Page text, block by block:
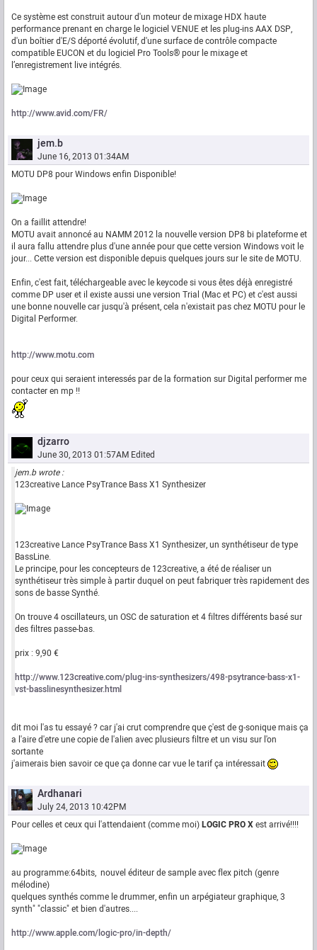
Ce système est construit autour d'un moteur de mixage HDX haute
performance prenant en charge le logiciel VENUE et les plug-ins AAX DSP,
d'un boîtier d'E/S déporté évolutif, d'une surface de contrôle compacte
compatible EUCON et du logiciel Pro Tools® pour le mixage et
l’enregistrement live intégrés.
http://www.avid.com/FR/
jem.b
June 16, 2013 01:34AM
MOTU DP8 pour Windows enfin Disponible!
On a faillit attendre!
MOTU avait annoncé au NAMM 2012 la nouvelle version DP8 bi plateforme et
il aura fallu attendre plus d'une année pour que cette version Windows voit le
jour... Cette version est disponible depuis quelques jours sur le site de MOTU.
Enfin, c'est fait, téléchargeable avec le keycode si vous êtes déjà enregistré
comme DP user et il existe aussi une version Trial (Mac et PC) et c'est aussi
une bonne nouvelle car jusqu'à présent, cela n'existait pas chez MOTU pour le
Digital Performer.
http://www.motu.com
pour ceux qui seraient interessés par de la formation sur Digital performer me
contacter en mp !!
djzarro
June 30, 2013 01:57AM Edited
jem.b wrote :
123creative Lance PsyTrance Bass X1 Synthesizer
123creative Lance PsyTrance Bass X1 Synthesizer, un synthétiseur de type
BassLine.
Le principe, pour les concepteurs de 123creative, a été de réaliser un
synthétiseur très simple à partir duquel on peut fabriquer très rapidement des
sons de basse Synthé.
On trouve 4 oscillateurs, un OSC de saturation et 4 filtres différents basé sur
des filtres passe-bas.
prix : 9,90 €
http://www.123creative.com/plug-ins-synthesizers/498-psytrance-bass-x1-
vst-basslinesynthesizer.html
dit moi l'as tu essayé ? car j'ai crut comprendre que ç'est de g-sonique mais ça
a l'aire d'etre une copie de l'alien avec plusieurs filtre et un visu sur l'on
sortante
j'aimerais bien savoir ce que ça donne car vue le tarif ça intéressait
Ardhanari
July 24, 2013 10:42PM
Pour celles et ceux qui l'attendaient (comme moi)LOGIC PRO Xest arrivé!!!!
au programme:64bits, nouvel éditeur de sample avec flex pitch (genre
mélodine)
quelques synthés comme le drummer, enfin un arpégiateur graphique, 3
synth" "classic" et bien d'autres....
http://www.apple.com/logic-pro/in-depth/